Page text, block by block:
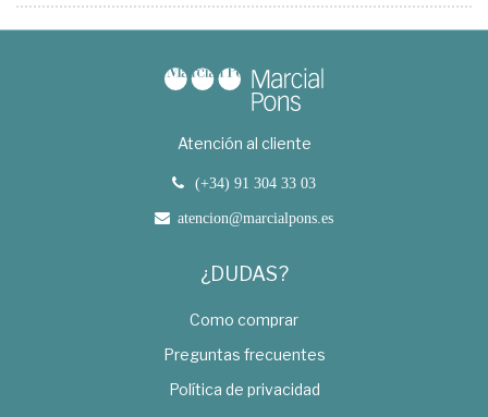
Atención al cliente
(+34) 91 304 33 03
atencion@marcialpons.es
¿DUDAS?
Como comprar
Preguntas frecuentes
Política de privacidad